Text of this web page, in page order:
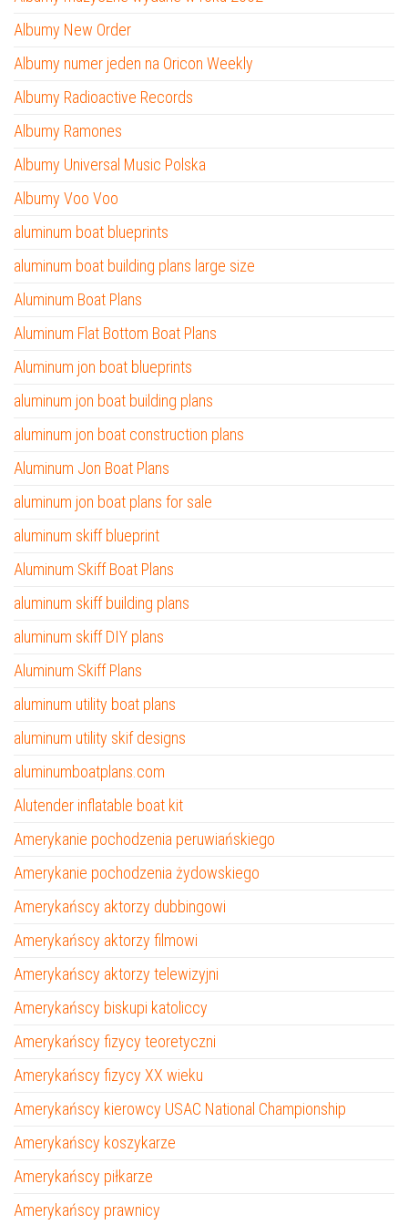
Albumy New Order
Albumy numer jeden na Oricon Weekly
Albumy Radioactive Records
Albumy Ramones
Albumy Universal Music Polska
Albumy Voo Voo
aluminum boat blueprints
aluminum boat building plans large size
Aluminum Boat Plans
Aluminum Flat Bottom Boat Plans
Aluminum jon boat blueprints
aluminum jon boat building plans
aluminum jon boat construction plans
Aluminum Jon Boat Plans
aluminum jon boat plans for sale
aluminum skiff blueprint
Aluminum Skiff Boat Plans
aluminum skiff building plans
aluminum skiff DIY plans
Aluminum Skiff Plans
aluminum utility boat plans
aluminum utility skif designs
aluminumboatplans.com
Alutender inflatable boat kit
Amerykanie pochodzenia peruwiańskiego
Amerykanie pochodzenia żydowskiego
Amerykańscy aktorzy dubbingowi
Amerykańscy aktorzy filmowi
Amerykańscy aktorzy telewizyjni
Amerykańscy biskupi katoliccy
Amerykańscy fizycy teoretyczni
Amerykańscy fizycy XX wieku
Amerykańscy kierowcy USAC National Championship
Amerykańscy koszykarze
Amerykańscy piłkarze
Amerykańscy prawnicy